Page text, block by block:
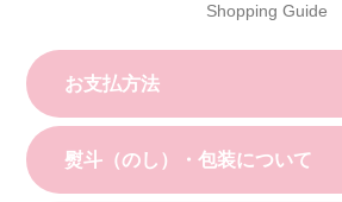
Shopping Guide
お支払方法
熨斗（のし）・包装について